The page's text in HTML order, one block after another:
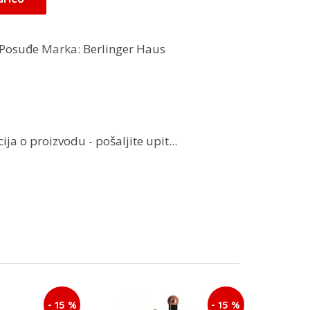
Posuđe Marka: Berlinger Haus
o proizvodu - pošaljite upit...
- 15 % - 15 %